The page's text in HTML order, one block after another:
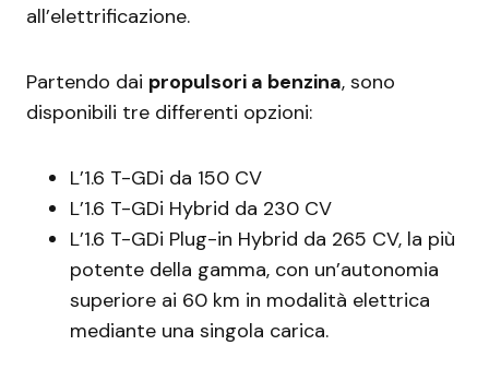
all’elettrificazione.
Partendo dai propulsori a benzina, sono
disponibili tre differenti opzioni:
L’1.6 T-GDi da 150 CV
L’1.6 T-GDi Hybrid da 230 CV
L’1.6 T-GDi Plug-in Hybrid da 265 CV, la più
potente della gamma, con un’autonomia
superiore ai 60 km in modalità elettrica
mediante una singola carica.